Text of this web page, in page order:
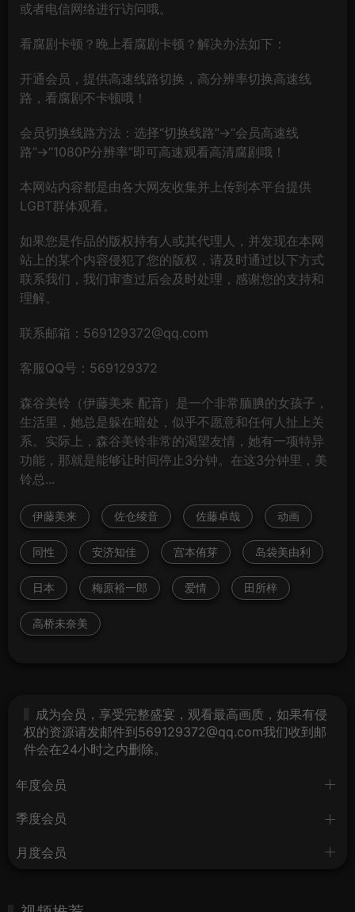
或者电信网络进行访问哦。
看腐剧卡顿？晚上看腐剧卡顿？解决办法如下：
开通会员，提供高速线路切换，高分辨率切换高速线
路，看腐剧不卡顿哦！
会员切换线路方法：选择“切换线路”→“会员高速线
路”→“1080P分辨率”即可高速观看高清腐剧哦！
本网站内容都是由各大网友收集并上传到本平台提供
LGBT群体观看。
如果您是作品的版权持有人或其代理人，并发现在本网
站上的某个内容侵犯了您的版权，请及时通过以下方式
联系我们，我们审查过后会及时处理，感谢您的支持和
理解。
联系邮箱：569129372@qq.com
客服QQ号：569129372
森谷美铃（伊藤美来 配音）是一个非常腼腆的女孩子，
生活里，她总是躲在暗处，似乎不愿意和任何人扯上关
系。实际上，森谷美铃非常的渴望友情，她有一项特异
功能，那就是能够让时间停止3分钟。在这3分钟里，美
铃总...
伊藤美来 佐仓绫音 佐藤卓哉 动画
同性 安济知佳 宫本侑芽 岛袋美由利
日本 梅原裕一郎 爱情 田所梓
高桥未奈美
成为会员，享受完整盛宴，观看最高画质，如果有侵
权的资源请发邮件到569129372@qq.com我们收到邮
件会在24小时之内删除。
年度会员
季度会员
月度会员